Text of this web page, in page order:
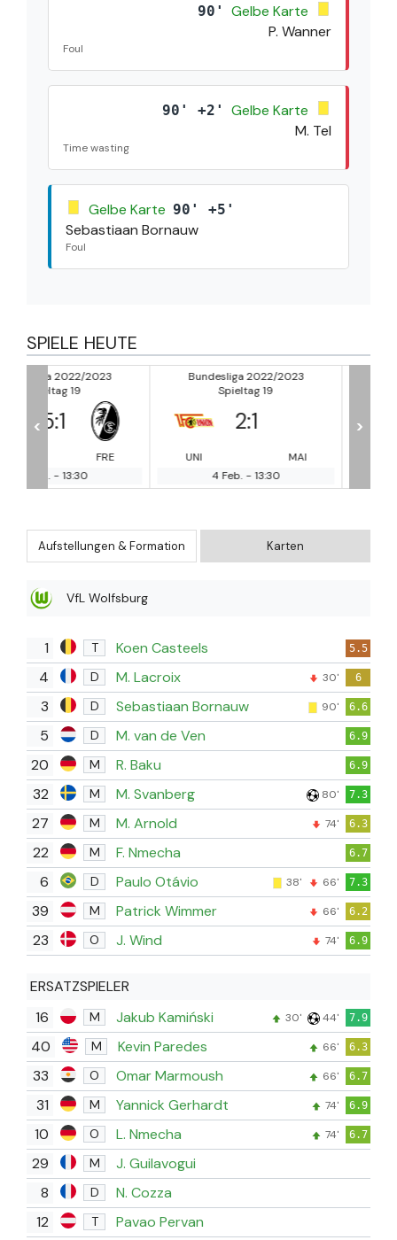
90'
Gelbe Karte
P. Wanner
Foul
90' +2'
Gelbe Karte
M. Tel
Time wasting
Gelbe Karte 90' +5'
Sebastiaan Bornauw
Foul
SPIELE HEUTE
Bundesliga 2022/2023
UNI
MAI
Bundesliga 2022/2023
KOL
< >
Aufstellungen & Formation Karten
VfL Wolfsburg
1 T Koen Casteels 5.5
4 D M. Lacroix 30' 6
3 D Sebastiaan Bornauw 90' 6.6
5 D M. van de Ven 6.9
20 M R. Baku 6.9
32 M M. Svanberg 80' 7.3
27 M M. Arnold 74' 6.3
22 M F. Nmecha 6.7
6 D Paulo Otávio 38' 66' 7.3
39 M Patrick Wimmer 66' 6.2
23 O J. Wind 74' 6.9
ERSATZSPIELER
16
M Jakub Kamiński 30' 44' 7.9
40 M Kevin Paredes 66' 6.3
33 O Omar Marmoush 66' 6.7
31 M Yannick Gerhardt 74' 6.9
10 O L. Nmecha 74' 6.7
29 M
J. Guilavogui
8
D
N. Cozza
12
T
Pavao Pervan